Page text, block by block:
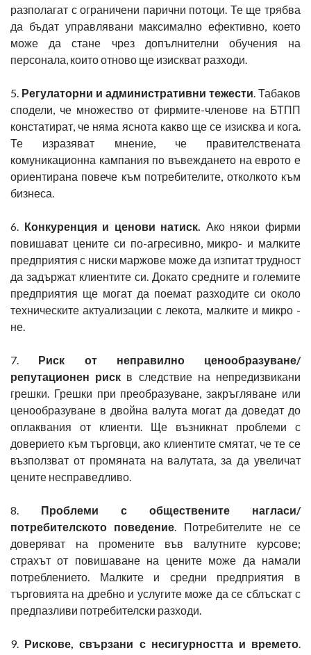
разполагат с ограничени парични потоци. Те ще трябва
да бъдат управлявани максимално ефективно, което
може да стане чрез допълнителни обучения на
персонала, които отново ще изискват разходи.
5. Регулаторни и административни тежести . Табаков
сподели, че множество от фирмите-членове на БТПП
констатират, че няма яснота какво ще се изисква и кога.
Те изразяват мнение, че правителствената
комуникационна кампания по въвеждането на еврото е
ориентирана повече към потребителите, отколкото към
бизнеса.
6. Конкуренция и ценови натиск.
Ако някои фирми
повишават цените си по-агресивно, микро- и малките
предприятия с ниски маржове може да изпитат трудност
да задържат клиентите си. Докато средните и големите
предприятия ще могат да поемат разходите си около
техническите актуализации с лекота, малките и микро -
не.
7. Риск от неправилно ценообразуване/
репутационен риск в следствие на непредизвикани
грешки. Грешки при преобразуване, закръгляване или
ценообразуване в двойна валута могат да доведат до
оплаквания от клиенти. Ще възникнат проблеми с
доверието към търговци, ако клиентите смятат, че те се
възползват от промяната на валутата, за да увеличат
цените несправедливо.
8. Проблеми с обществените нагласи/
потребителското поведение . Потребителите не се
доверяват на промените във валутните курсове;
страхът от повишаване на цените може да намали
потреблението. Малките и средни предприятия в
търговията на дребно и услугите може да се сблъскат с
предпазливи потребителски разходи.
9. Рискове, свързани с несигурността и времето